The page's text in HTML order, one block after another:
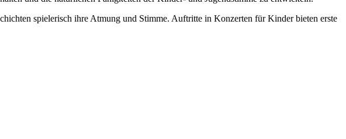
spielerisch ihre Atmung und Stimme. Auftritte in Konzerten für Kinder bieten erste